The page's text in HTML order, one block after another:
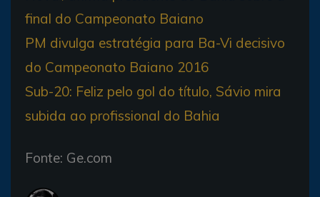
final do Campeonato Baiano
PM divulga estratégia para Ba-Vi decisivo
do Campeonato Baiano 2016
Sub-20: Feliz pelo gol do título, Sávio mira
subida ao profissional do Bahia
Fonte: Ge.com